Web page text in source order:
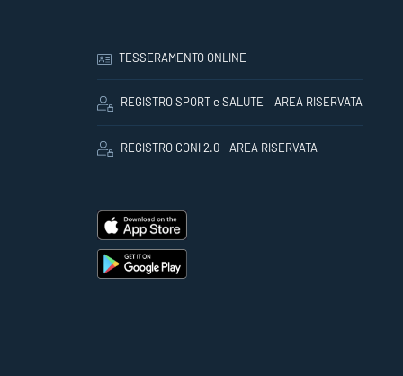
TESSERAMENTO ONLINE
REGISTRO SPORT e SALUTE – AREA RISERVATA
REGISTRO CONI 2.0 - AREA RISERVATA